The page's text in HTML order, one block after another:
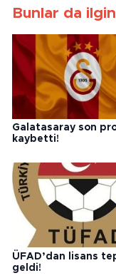
Bunlar da
Galatasaray son
kaybetti!
ÜFAD’dan lisans
geldi!